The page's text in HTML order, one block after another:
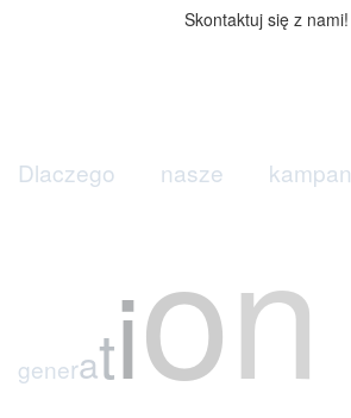
Skontaktuj się z nami!
Dlaczego nasze kampan
generatio dział ą ?